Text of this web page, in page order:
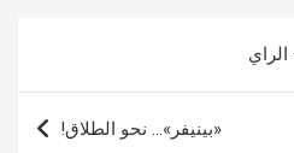
«بينيفر»… نحو الطلاق!